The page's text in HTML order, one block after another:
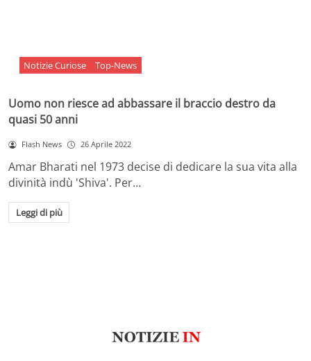
Notizie Curiose Top-News
Uomo non riesce ad abbassare il braccio destro da
quasi 50 anni
Flash News 26 Aprile 2022
Amar Bharati nel 1973 decise di dedicare la sua vita alla
divinità indù 'Shiva'. Per…
Leggi di più